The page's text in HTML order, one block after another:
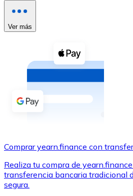
Ver todo
Compra criptomonedas con
Comprar con efectivo
Transferencia SEPA
Tarjeta de crédito / débito
Utiliza tarjetas Visa y
Comprar con tarjeta
Ver más
Comprar yearn.finance con
Realiza tu compra de
transferencia bancaria tradicional
segura.